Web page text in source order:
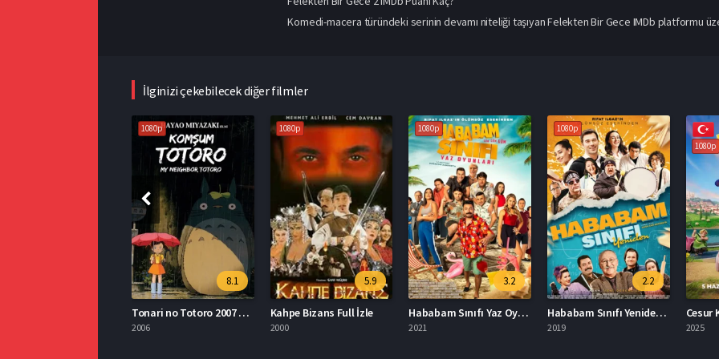
Komedi-macera türündeki serinin devamı niteliği taşıyan Felekten Bir Gece IMDb platformu
İlginizi çekebilecek diğer filmler
1080p
8.1
Tonari no Totoro 2007 Full İzle
2006
1080p
5.9
Kahpe Bizans Full İzle
2000
1080p
3.2
Hababam Sınıfı Yaz Oyunları İzle
2021
1080p
2.2
Hababam Sınıfı Yeniden İzle
2019
1080p
2025